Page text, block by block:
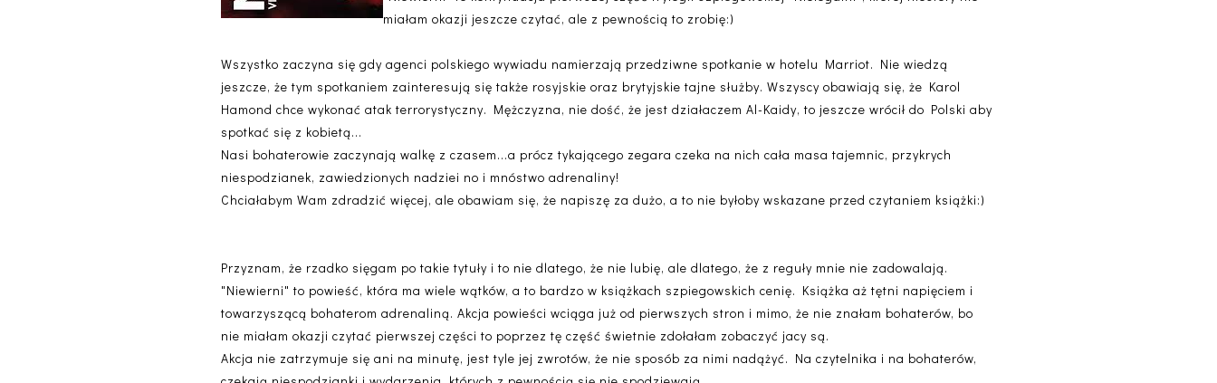
miałam okazji jeszcze czytać, ale z pewnością to zrobię:)
Wszystko zaczyna się gdy agenci polskiego wywiadu namierzają przedziwne spotkanie w hotelu Marriot. Nie wiedzą
jeszcze, że tym spotkaniem zainteresują się także rosyjskie oraz brytyjskie tajne służby. Wszyscy obawiają się, że Karol
Hamond chce wykonać atak terrorystyczny. Mężczyzna, nie dość, że jest działaczem Al-Kaidy, to jeszcze wrócił do Polski aby
spotkać się z kobietą...
Nasi bohaterowie zaczynają walkę z czasem...a prócz tykającego zegara czeka na nich cała masa tajemnic, przykrych
niespodzianek, zawiedzionych nadziei no i mnóstwo adrenaliny!
Chciałabym Wam zdradzić więcej, ale obawiam się, że napiszę za dużo, a to nie byłoby wskazane przed czytaniem książki:)
Przyznam, że rzadko sięgam po takie tytuły i to nie dlatego, że nie lubię, ale dlatego, że z reguły mnie nie zadowalają.
"Niewierni" to powieść, która ma wiele wątków, a to bardzo w książkach szpiegowskich cenię. Książka aż tętni napięciem i
towarzyszącą bohaterom adrenaliną. Akcja powieści wciąga już od pierwszych stron i mimo, że nie znałam bohaterów, bo
nie miałam okazji czytać pierwszej części to poprzez tę część świetnie zdołałam zobaczyć jacy są.
Akcja nie zatrzymuje się ani na minutę, jest tyle jej zwrotów, że nie sposób za nimi nadążyć. Na czytelnika i na bohaterów,